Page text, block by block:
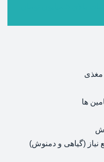
مغذی
ها
نیاز (گیاهی و دمنوش)